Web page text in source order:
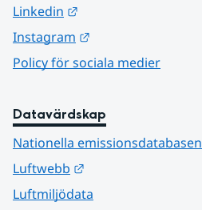
Linkedin
Instagram
Policy för sociala medier
Datavärdskap
Nationella emissionsdatabasen
Luftwebb
Luftmiljödata